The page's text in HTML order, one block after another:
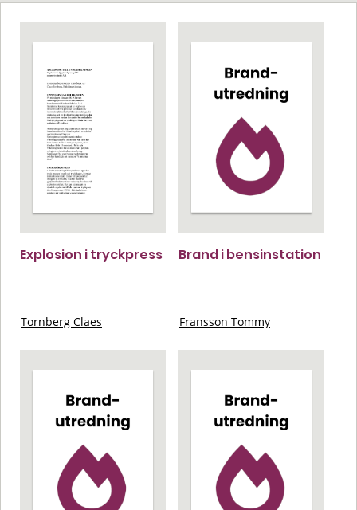
Explosion i tryckpress
Tornberg Claes
Brand i bensinstation
Fransson Tommy